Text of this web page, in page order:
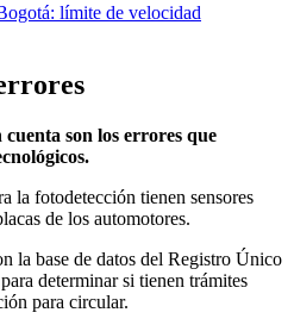
límite de velocidad
son los errores que
la fotodetección tienen sensores
de los automotores.
la base de datos del Registro Único
determinar si tienen trámites
para circular.